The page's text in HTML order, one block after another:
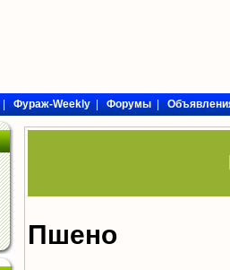
Фураж-Weekly|Форумы|
Пшено